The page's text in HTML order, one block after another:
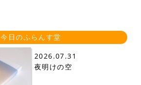
今日のふらんす堂
2026.07.31
夜明けの空